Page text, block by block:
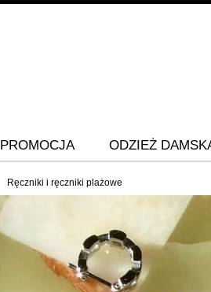
PROMOCJA ODZIEŻ
Ręczniki i ręczniki plażowe